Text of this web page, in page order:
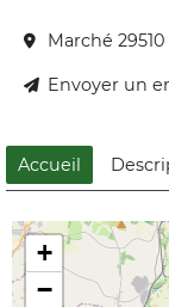
Marché
Envoyer un
Accueil
+
−